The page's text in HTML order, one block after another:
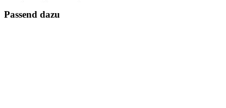
Passend dazu